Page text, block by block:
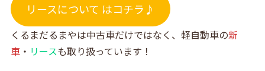
リースについて はコチラ♪
くるまだるまやは中古車だけではなく、軽自動車の新
車・ リースも取り扱っています！